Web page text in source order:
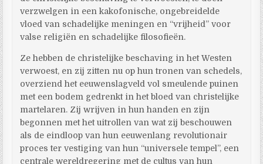
verzwelgen in een kakofonische, ongebreidelde
vloed van schadelijke meningen en “vrijheid” voor
valse religiën en schadelijke filosofieën.
Ze hebben de christelijke beschaving in het Westen
verwoest, en zij zitten nu op hun tronen van schedels,
overziend het eeuwenslagveld vol smeulende puinen
met een bodem gedrenkt in het bloed van christelijke
martelaren. Zij wrijven in hun handen en zijn
begonnen met het uitrollen van wat zij beschouwen
als de eindloop van hun eeuwenlang revolutionair
proces ter vestiging van hun “universele tempel”, een
centrale wereldregering met de cultus van hun